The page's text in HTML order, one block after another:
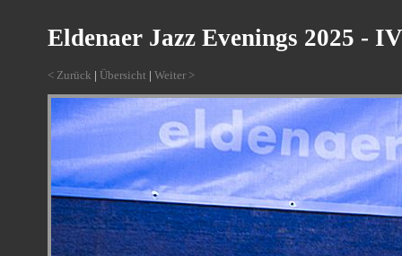
Eldenaer Jazz Evenings 2025 -
< Zurück | Übersicht |Weiter >